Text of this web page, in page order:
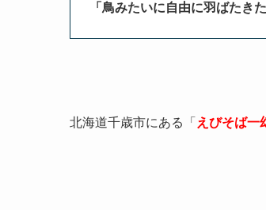
「鳥みたいに自由に羽ばたき
北海道千歳市にある「 えびそば一